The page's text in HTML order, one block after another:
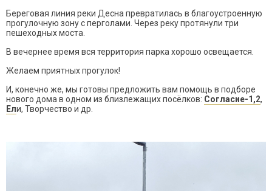
Береговая линия реки Десна превратилась в благоустроенную
прогулочную зону с перголами. Через реку протянули три
пешеходных моста.
В вечернее время вся территория парка хорошо освещается.
Желаем приятных прогулок!
И, конечно же, мы готовы предложить вам помощь в подборе
нового дома в одном из близлежащих посёлков: Согласие-1,2,
Ели, Творчество и др.